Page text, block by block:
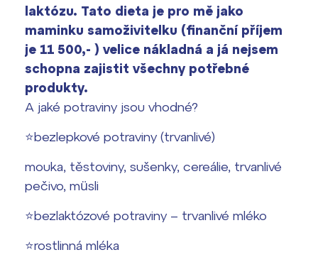
laktózu. Tato dieta je pro mě jako
maminku samoživitelku (finanční příjem
je 11 500,- ) velice nákladná a já nejsem
schopna zajistit všechny potřebné
produkty.
A jaké potraviny jsou vhodné?
⭐️bezlepkové potraviny (trvanlivé)
mouka, těstoviny, sušenky, cereálie, trvanlivé
pečivo, müsli
⭐️bezlaktózové potraviny – trvanlivé mléko
⭐️rostlinná mléka